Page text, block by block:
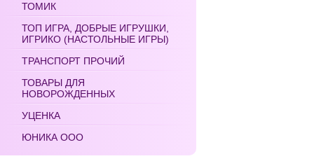
ТОМИК
ТОП ИГРА, ДОБРЫЕ ИГРУШКИ,
ИГРИКО (НАСТОЛЬНЫЕ ИГРЫ)
ТРАНСПОРТ ПРОЧИЙ
ТОВАРЫ ДЛЯ
НОВОРОЖДЕННЫХ
УЦЕНКА
ЮНИКА ООО